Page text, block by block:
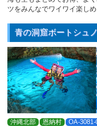
ツをみんなでワイワイ楽し
青の洞窟ボートシュ
沖縄北部 恩納村 OA-3081-